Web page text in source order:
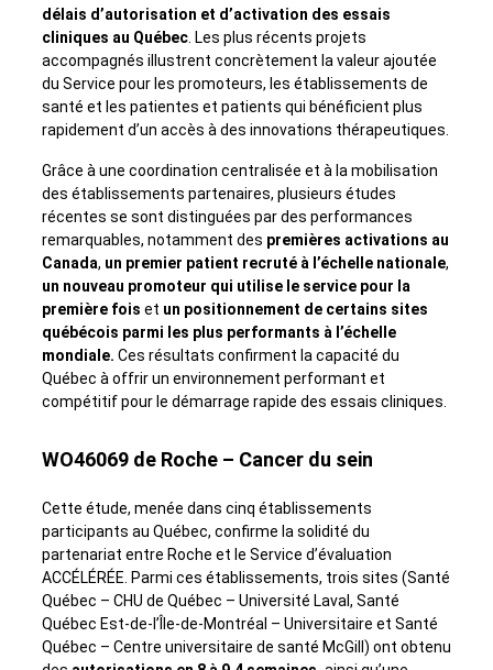
délais d’autorisation et d’activation des essais
cliniques au Québec . Les plus récents projets
accompagnés illustrent concrètement la valeur ajoutée
du Service pour les promoteurs, les établissements de
santé et les patientes et patients qui bénéficient plus
rapidement d’un accès à des innovations thérapeutiques.
Grâce à une coordination centralisée et à la mobilisation
des établissements partenaires, plusieurs études
récentes se sont distinguées par des performances
remarquables, notamment des premières activations au
Canada, un premier patient recruté à l’échelle nationale,
un nouveau promoteur qui utilise le service pour la
première fois et un positionnement de certains sites
québécois parmi les plus performants à l’échelle
mondiale. Ces résultats confirment la capacité du
Québec à offrir un environnement performant et
compétitif pour le démarrage rapide des essais cliniques.
WO46069 de Roche – Cancer du sein
Cette étude, menée dans cinq établissements
participants au Québec, confirme la solidité du
partenariat entre Roche et le Service d’évaluation
ACCÉLÉRÉE. Parmi ces établissements, trois sites (Santé
Québec – CHU de Québec – Université Laval, Santé
Québec Est-de-l’Île-de-Montréal – Universitaire et Santé
Québec – Centre universitaire de santé McGill) ont obtenu